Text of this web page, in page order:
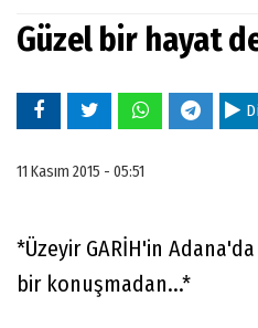
Güzel bir hayat
11 Kasım 2015 - 05:51
*Üzeyir GARİH'in
bir konuşmadan...*